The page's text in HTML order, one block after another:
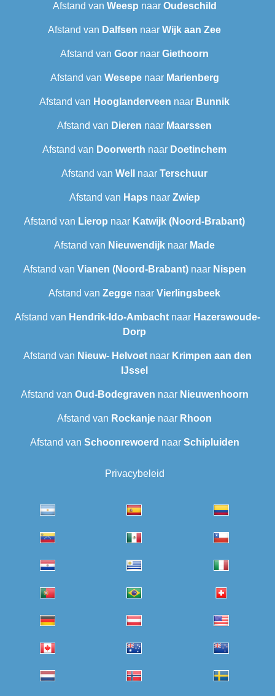
Afstand van Weesp naar Oudeschild
Afstand van Dalfsen naar Wijk aan Zee
Afstand van Goor naar Giethoorn
Afstand van Wesepenaar Marienberg
Afstand van Hooglanderveen naar Bunnik
Afstand van Dieren naar Maarssen
Afstand van Doorwerth naar Doetinchem
Afstand van Well naar Terschuur
Afstand van Hapsnaar Zwiep
Afstand van Lierop naar Katwijk (Noord-Brabant)
Afstand van Nieuwendijk naar Made
Afstand van Vianen (Noord-Brabant)naar Nispen
Afstand van Zegge naar Vierlingsbeek
Afstand van Hendrik-Ido-Ambacht naar Hazerswoude-
Dorp
Afstand van Nieuw- Helvoet naar Krimpen aan den
IJssel
Afstand van Oud-Bodegraven‎ naar Nieuwenhoorn
Afstand van Rockanje naar Rhoon
Afstand van Schoonrewoerd naar Schipluiden
Privacybeleid